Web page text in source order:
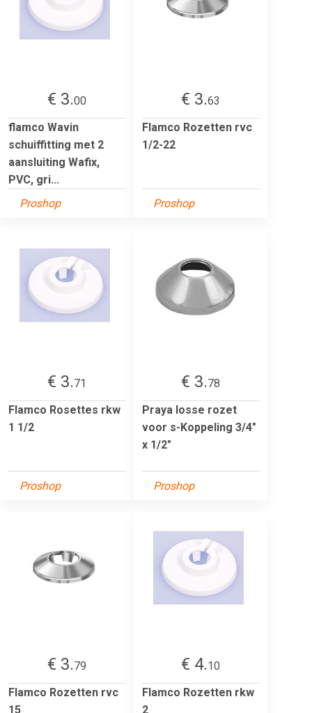
€ 3.00
flamco Wavin
schuiffitting met 2
aansluiting Wafix,
PVC, gri...
Proshop
€ 3.63
Flamco Rozetten rvc
1/2-22
Proshop
€ 3.71
Flamco Rosettes rkw
1 1/2
Proshop
€ 3.78
Praya losse rozet
voor s-Koppeling 3/4"
x 1/2"
Proshop
€ 3.79
Flamco Rozetten rvc
15
€ 4.10
Flamco Rozetten rkw
2